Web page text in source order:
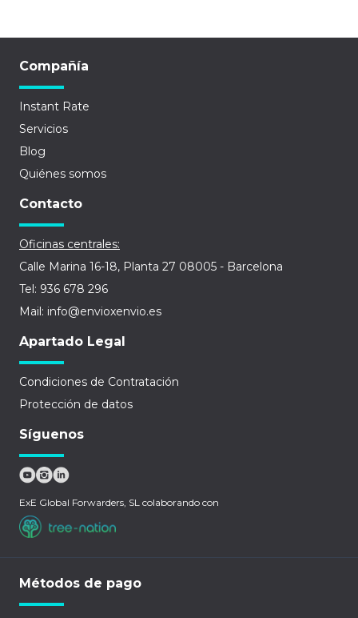
Compañía
Instant Rate
Servicios
Blog
Quiénes somos
Contacto
Oficinas centrales:
Calle Marina 16-18, Planta 27 08005 - Barcelona
Tel: 936 678 296
Mail: info@envioxenvio.es
Apartado Legal
Condiciones de Contratación
Protección de datos
Síguenos
ExE Global Forwarders, SL colaborando con
Métodos de pago